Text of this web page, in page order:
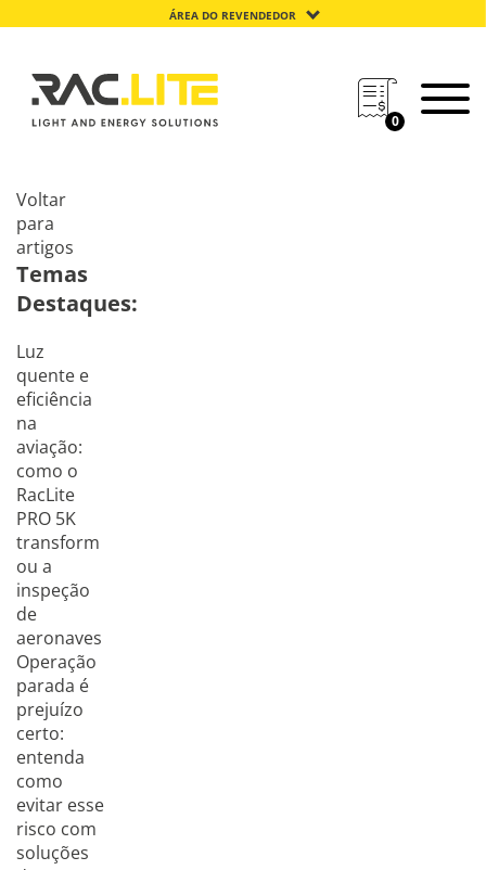
ÁREA DO REVENDEDOR
0
Voltar
para
artigos
Temas
Destaques:
Luz
quente e
eficiência
na
aviação:
como o
RacLite
PRO 5K
transform
ou a
inspeção
de
aeronaves
Operação
parada é
prejuízo
certo:
entenda
como
evitar esse
risco com
soluções